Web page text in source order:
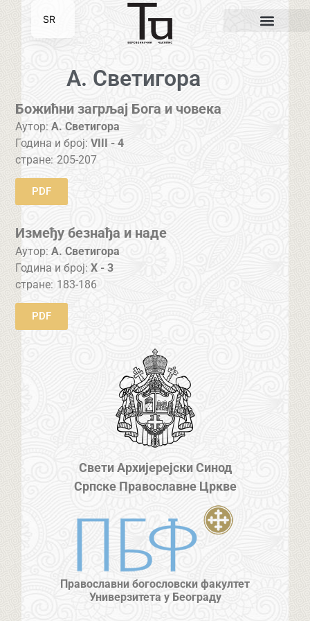
А. Светигора
Божићни загрљај Бога и човека
Аутор: А. Светигора
Година и број:VIII - 4
стране: 205-207
PDF
Између безнађа и наде
Аутор: А. Светигора
Година и број:X - 3
стране: 183-186
PDF
Свети Архијерејски Синод
Српске Православне Цркве
Православни богословски факултет
Универзитета у Београду
SR
EN